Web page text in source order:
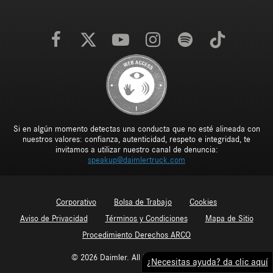
Si en algún momento detectas una conducta que no esté alineada con
nuestros valores: confianza, autenticidad, respeto e integridad, te
invitamos a utilizar nuestro canal de denuncia:
speakup@daimlertruck.com
Corporativo Bolsa de Trabajo
Cookies
Aviso de Privacidad
Términos y Condiciones
Mapa de Sitio
Procedimiento Derechos ARCO
© 2026 Daimler. All Rights Reserved.¿Necesitas ayuda? da clic aquí